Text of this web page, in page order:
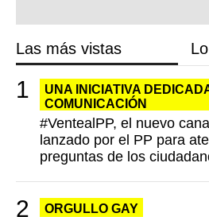
Las más vistas
UNA INICIATIVA
COMUNICACIÓN
#VentealPP, el nuevo
lanzado por el PP para
preguntas de los
ORGULLO GAY